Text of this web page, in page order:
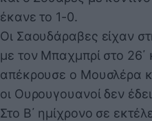
έκανε το 1-0.
Οι Σαουδάραβες είχαν
με τον Μπαχμπρί στο 26΄
απέκρουσε ο Μουσλέρα
οι Ουρουγουανοί δεν
Στο Β΄ ημίχρονο σε